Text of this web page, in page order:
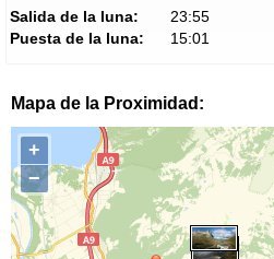
Salida de la luna:
23:55
Puesta de la luna:
15:01
Mapa de la Proximidad:
+
−